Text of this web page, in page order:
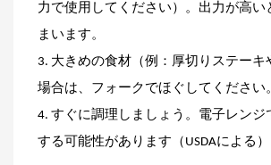
力で使用してください）。出力が高
まいます。
3. 大きめの食材（例：厚切りステー
場合は、フォークでほぐしてください
4. すぐに調理しましょう。電子レン
する可能性があります（USDAによる